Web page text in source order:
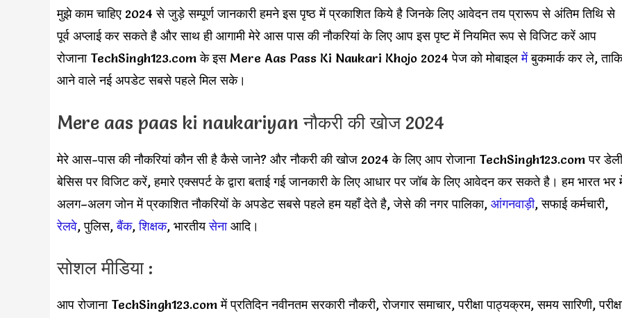
मुझे काम चाहिए 2024 से जुड़े सम्पूर्ण जानकारी हमने इस पृष्ठ में प्रकाशित किये है जिनके लिए आवेदन तय प्रारूप से अंतिम तिथि से
पूर्व अप्लाई कर सकते है और साथ ही आगामी मेरे आस पास की नौकरियां के लिए आप इस पृष्ट में नियमित रूप से विजिट करें आप
रोजाना TechSingh123.com के इस Mere Aas Pass Ki Naukari Khojo 2024 पेज को मोबाइलमेंबुकमार्क कर ले, ताकि
आने वाले नई अपडेट सबसे पहले मिल सके।
Mere aas paas ki naukariyan नौकरी की खोज 2024
मेरे आस-पास की नौकरियां कौन सी है कैसे जाने? और नौकरी की खोज 2024 के लिए आप रोजाना TechSingh123.com पर डेली
बेसिस पर विजिट करें, हमारे एक्सपर्ट के द्वारा बताई गई जानकारी के लिए आधार पर जॉब के लिए आवेदन कर सकते है। हम भारत भर
अलग–अलग जोन में प्रकाशित नौकरियों के अपडेट सबसे पहले हम यहाँ देते है, जेसे की नगर पालिका, आंगनवाड़ी, सफाई कर्मचारी,
रेलवे, पुलिस,बैंक,शिक्षक, भारतीयसेनाआदि।
सोशल मीडिया :
आप रोजाना TechSingh123.com में प्रतिदिन नवीनतम सरकारी नौकरी, रोजगार समाचार, परीक्षा पाठ्यक्रम, समय सारिणी,